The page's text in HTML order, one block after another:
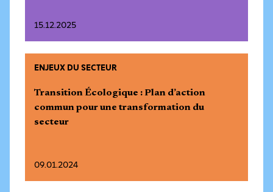
15.12.2025
ENJEUX DU SECTEUR
Transition Écologique : Plan d’action
commun pour une transformation du
secteur
09.01.2024